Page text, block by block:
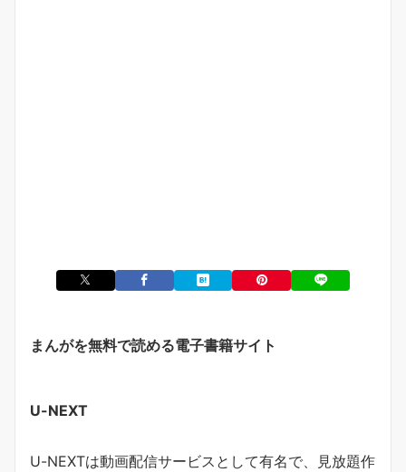
まんがを無料で読める電子書籍サイト
U-NEXT
U-NEXTは動画配信サービスとして有名で、見放題作